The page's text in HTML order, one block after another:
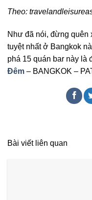
Theo:
Như đã nói, đừng quên
tuyệt nhất ở Bangkok
phá 15 quán bar này là
Đêm – BANGKOK –
Bài viết liên quan